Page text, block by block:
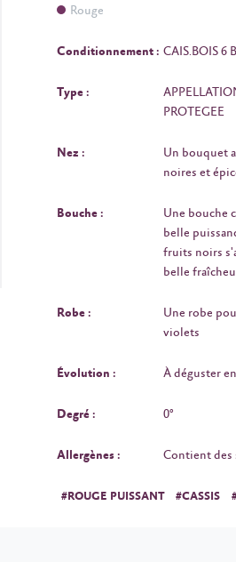
Rouge
Conditionnement : CAIS.BOIS 6
Type :
PROTEGEE
Nez :
Un bouquet
noires et
Bouche :
Une bouche
belle
fruits noirs
belle
Robe :
Une robe
violets
Évolution : À déguster
Degré : 0°
Allergènes : Contient des
#ROUGE PUISSANT #CASSIS